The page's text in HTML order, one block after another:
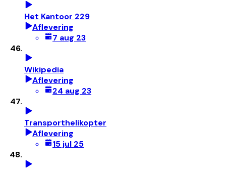
Het Kantoor 229
Aflevering
7 aug 23
Wikipedia
Aflevering
24 aug 23
Transporthelikopter
Aflevering
15 jul 25